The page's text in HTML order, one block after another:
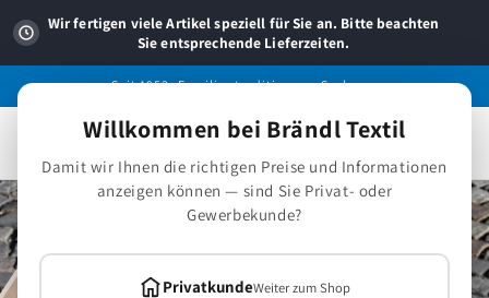
zum
Inhalt
Wir fertigen viele Artikel speziell für Sie an. Bitte beachten
Sie entsprechende Lieferzeiten.
Seit 1953 -Familientradition aus Sachsen.
Warenkorb
Willkommen bei Brändl Textil
Damit wir Ihnen die richtigen Preise und Informationen
anzeigen können — sind Sie Privat- oder
Gewerbekunde?
PrivatkundeWeiter zum Shop